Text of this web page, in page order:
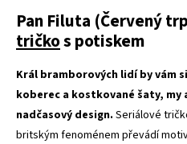
Pan Filuta (Červený
tričkos potiskem
Král bramborových lidí by vám
koberec a kostkované šaty, my
nadčasový design. Seriálové
britským fenoménem převádí